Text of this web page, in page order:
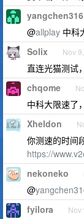
@allplay 中科
Solix Nov
直连光猫测试
chqome
中科大限速了
Xheldon
你测速的时间
https://
nekoneko
@
fyilora Nov